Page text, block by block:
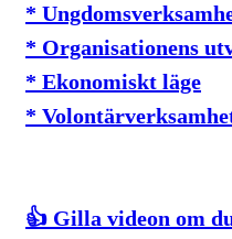
*
* Organisationens
* Ekonomiskt läge
*
👍 Gilla videon om